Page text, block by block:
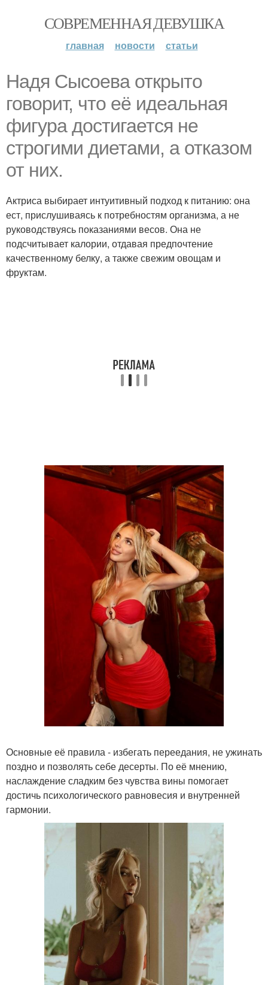
СОВРЕМЕННАЯ ДЕВУШКА
главная новости статьи
Надя Сысоева открыто
говорит, что её идеальная
фигура достигается не
строгими диетами, а отказом
от них.
Актриса выбирает интуитивный подход к питанию: она
ест, прислушиваясь к потребностям организма, а не
руководствуясь показаниями весов. Она не
подсчитывает калории, отдавая предпочтение
качественному белку, а также свежим овощам и
фруктам.
Основные её правила - избегать переедания, не ужинать
поздно и позволять себе десерты. По её мнению,
наслаждение сладким без чувства вины помогает
достичь психологического равновесия и внутренней
гармонии.